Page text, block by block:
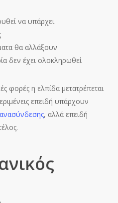
να υπάρχει
θα αλλάξουν
δεν έχει ολοκληρωθεί
φορές η ελπίδα μετατρέπεται
επειδή υπάρχουν
, αλλά επειδή